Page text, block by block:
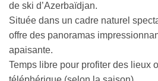
de ski d’Azerbaïdjan.
Située dans un cadre naturel
offre des panoramas
apaisante.
Temps libre pour profiter des lieux